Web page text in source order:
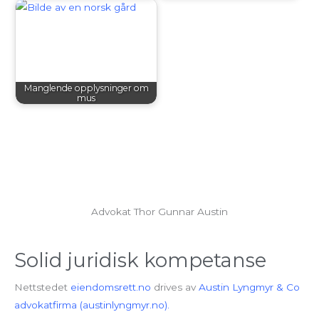
Manglende opplysninger om
mus
Advokat Thor Gunnar Austin
Solid juridisk kompetanse
Nettstedet eiendomsrett.no drives av Austin Lyngmyr & Co
advokatfirma (austinlyngmyr.no).